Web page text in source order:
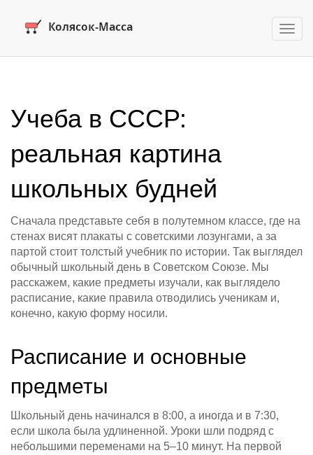
Учеба в СССР:
реальная картина
школьных будней
Сначала представьте себя в полутемном классе, где на
стенах висят плакаты с советскими лозунгами, а за
партой стоит толстый учебник по истории. Так выглядел
обычный школьный день в Советском Союзе. Мы
расскажем, какие предметы изучали, как выглядело
расписание, какие правила отводились ученикам и,
конечно, какую форму носили.
Расписание и основные
предметы
Школьный день начинался в 8:00, а иногда и в 7:30,
если школа была удлиненной. Уроки шли подряд с
небольшими переменами на 5–10 минут. На первой